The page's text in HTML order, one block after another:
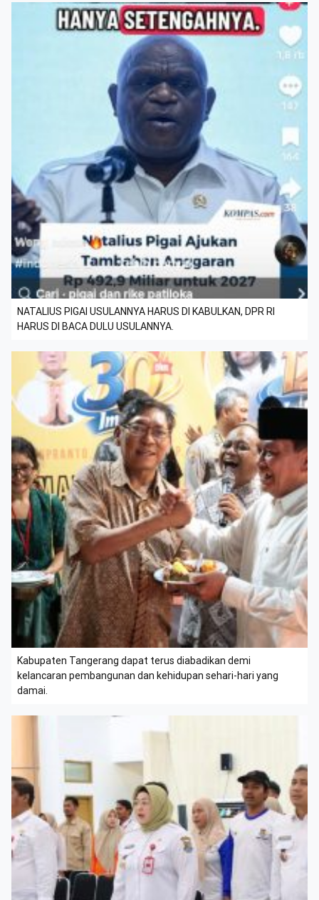
NATALIUS PIGAI USULANNYA HARUS DI KABULKAN, DPR RI
HARUS DI BACA DULU USULANNYA.
Kabupaten Tangerang dapat terus diabadikan demi
kelancaran pembangunan dan kehidupan sehari-hari yang
damai.